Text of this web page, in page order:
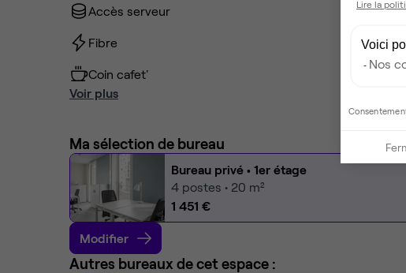
Accès serveur
Fibre
Coin cafet'
Voir plus
Ma sélection de bureau
Bureau privé • 1er étage
4 postes • 20 m²
1 451 €
Modifier
Autres bureaux de cet espace :
Lire la
Voici
Nos